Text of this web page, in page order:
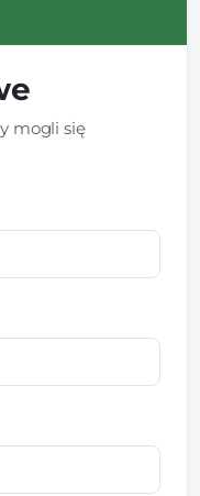
mogli się